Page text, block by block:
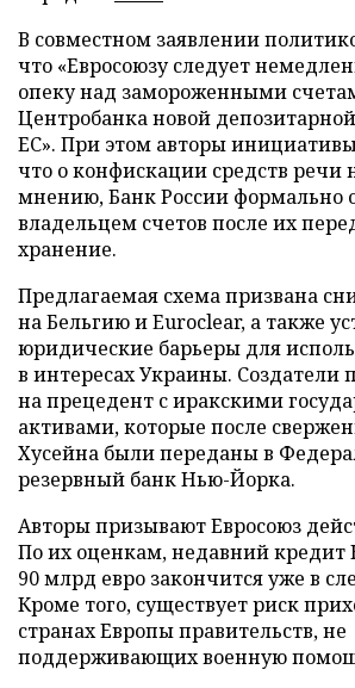
В совместном заявлении
что «Евросоюзу следует
опеку над замороженными
Центробанка новой
ЕС». При этом авторы
что о конфискации средств речи
мнению, Банк России формально
владельцем счетов после их
хранение.
Предлагаемая схема призвана
на Бельгию и Euroclear, а также
юридические барьеры для
в интересах Украины. Создатели
на прецедент с иракскими
активами, которые после
Хусейна были переданы в
резервный банк Нью-Йорка.
Авторы призывают Евросоюз
По их оценкам, недавний кредит
90 млрд евро закончится уже в
Кроме того, существует риск
странах Европы правительств, не
поддерживающих военную